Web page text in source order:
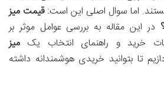
اما سوال اصلی این است:قیمت میز
در این مقاله به بررسی عوامل موثر بر
خرید و راهنمای انتخاب یک میز
تا بتوانید خریدی هوشمندانه داشته